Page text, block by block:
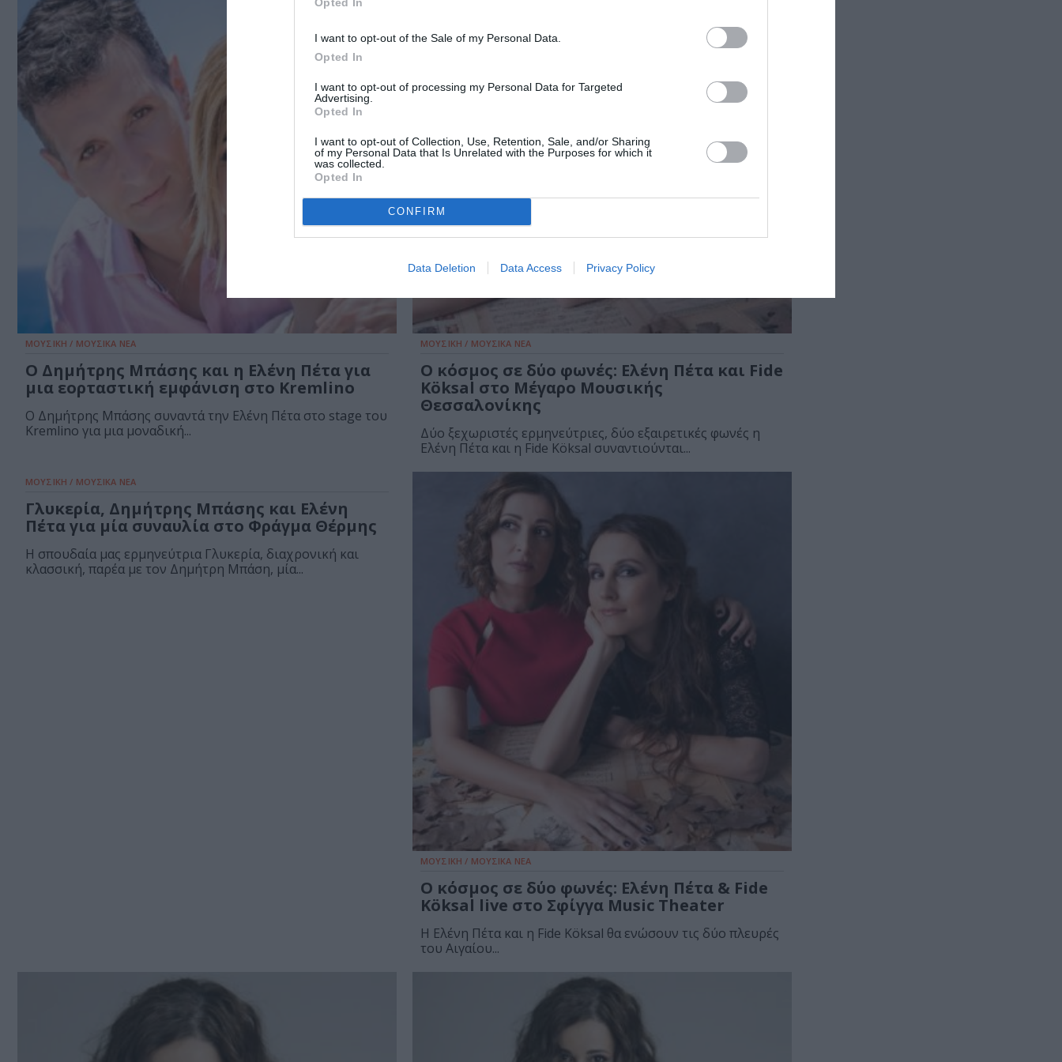
I want to opt-out of the Sale of my Personal Data.
Opted In
I want to opt-out of processing my Personal Data for Targeted
Advertising.
Opted In
I want to opt-out of Collection, Use, Retention, Sale, and/or Sharing
of my Personal Data that Is Unrelated with the Purposes for which it
was collected.
Opted In
CONFIRM
Data Deletion Data Access Privacy Policy
ΜΟΥΣΙΚΗ / ΜΟΥΣΙΚΑ ΝΕΑ
Ο Δημήτρης Μπάσης και η Ελένη Πέτα για
μια εορταστική εμφάνιση στο Kremlino
Ο Δημήτρης Μπάσης συναντά την Ελένη Πέτα στο stage του
Kremlino για μια μοναδική...
ΜΟΥΣΙΚΗ / ΜΟΥΣΙΚΑ ΝΕΑ
O κόσμος σε δύο φωνές: Ελένη Πέτα και Fide
Köksal στο Μέγαρο Μουσικής
Θεσσαλονίκης
Δύο ξεχωριστές ερμηνεύτριες, δύο εξαιρετικές φωνές η
Ελένη Πέτα και η Fide Köksal συναντιούνται...
ΜΟΥΣΙΚΗ / ΜΟΥΣΙΚΑ ΝΕΑ
Γλυκερία, Δημήτρης Μπάσης και Ελένη
Πέτα για μία συναυλία στο Φράγμα Θέρμης
Η σπουδαία μας ερμηνεύτρια Γλυκερία, διαχρονική και
κλασσική, παρέα με τον Δημήτρη Μπάση, μία...
ΜΟΥΣΙΚΗ / ΜΟΥΣΙΚΑ ΝΕΑ
O κόσμος σε δύο φωνές: Ελένη Πέτα & Fide
Köksal live στο Σφίγγα Music Theater
Η Ελένη Πέτα και η Fide Köksal θα ενώσουν τις δύο πλευρές
του Αιγαίου...